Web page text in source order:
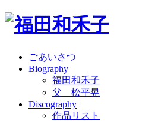
ごあいさつ
Biography
福田和禾子
父 松平晃
Discography
作品リスト